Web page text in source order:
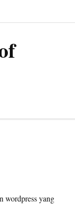
wordpress yang